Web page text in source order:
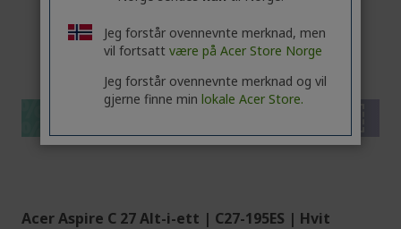
Acer Aspire C 27 Alt-i-ett | C27-195ES | Hvit
Jeg forstår ovennevnte merknad, men
vil fortsatt være på Acer Store Norge
Jeg forstår ovennevnte merknad og vil
gjerne finne min lokale Acer Store.